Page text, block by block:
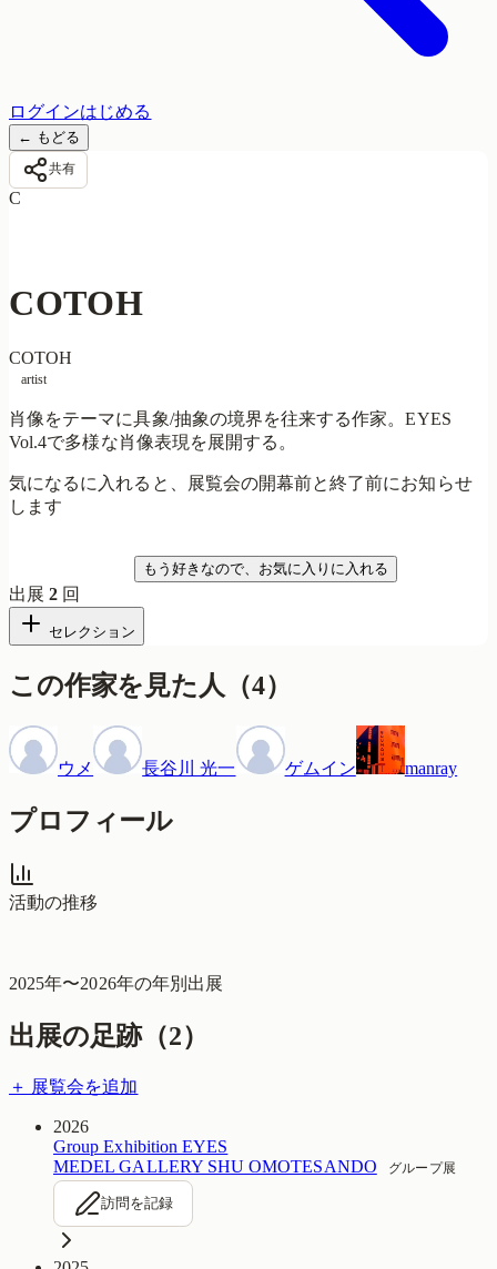
ログインはじめる
← もどる
共有
C
COTOH
COTOH
artist
肖像をテーマに具象/抽象の境界を往来する作家。EYES
Vol.4で多様な肖像表現を展開する。
気になるに入れると、展覧会の開幕前と終了前にお知らせ
します
もう好きなので、お気に入りに入れる
出展2 回
セレクション
この作家を見た人 （4）
ウメ 長谷川 光一 ゲムイン manray
プロフィール
活動の推移
2025年〜2026年の年別出展
出展の足跡（2）
＋ 展覧会を追加
2026
Group Exhibition EYES
MEDEL GALLERY SHU OMOTESANDO
グループ展
訪問を記録